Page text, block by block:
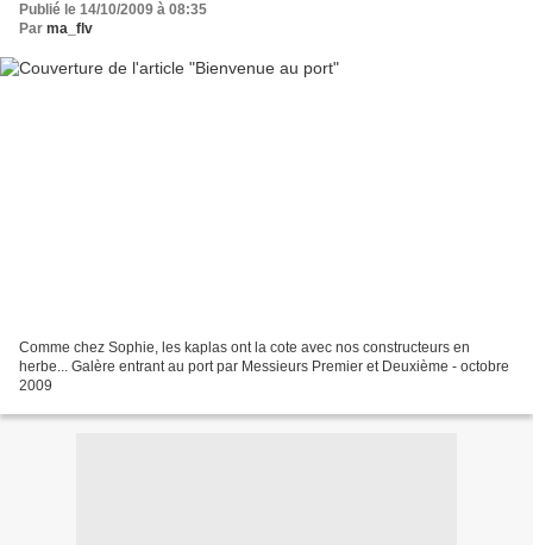
Publié le 14/10/2009 à 08:35
Par ma_flv
Comme chez Sophie, les kaplas ont la cote avec nos constructeurs en
herbe... Galère entrant au port par Messieurs Premier et Deuxième - octobre
2009